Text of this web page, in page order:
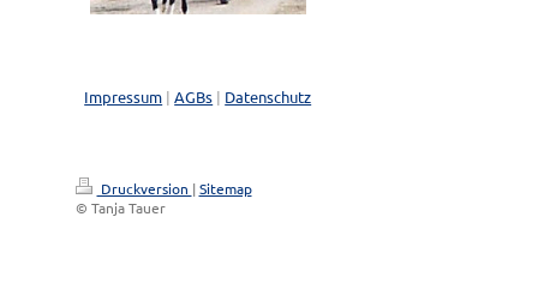
Impressum |AGBs | Datenschutz
Druckversion | Sitemap
© Tanja Tauer